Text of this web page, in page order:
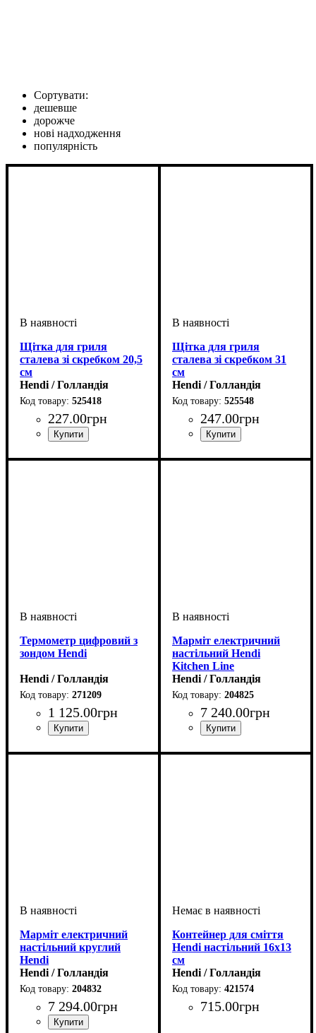
Сортувати:
дешевше
дорожче
нові надходження
популярність
Щітка для гриля
сталева зі скребком 20,5
см
Hendi / Голландія
525418
227.00грн
Щітка для гриля
сталева зi скребком 31
см
Hendi / Голландія
525548
247.00грн
Термометр цифровий з
зондом Hendi
Hendi / Голландія
271209
1 125.00грн
Марміт електричний
настільний Hendi
Kitchen Line
Hendi / Голландія
204825
7 240.00грн
Марміт електричний
настільний круглий
Hendi
Hendi / Голландія
204832
7 294.00грн
Контейнер для сміття
Hendi настільний 16х13
см
Hendi / Голландія
421574
715.00грн